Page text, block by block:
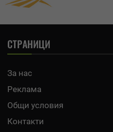
СТРАНИЦИ
За нас
Реклама
Общи условия
Контакти